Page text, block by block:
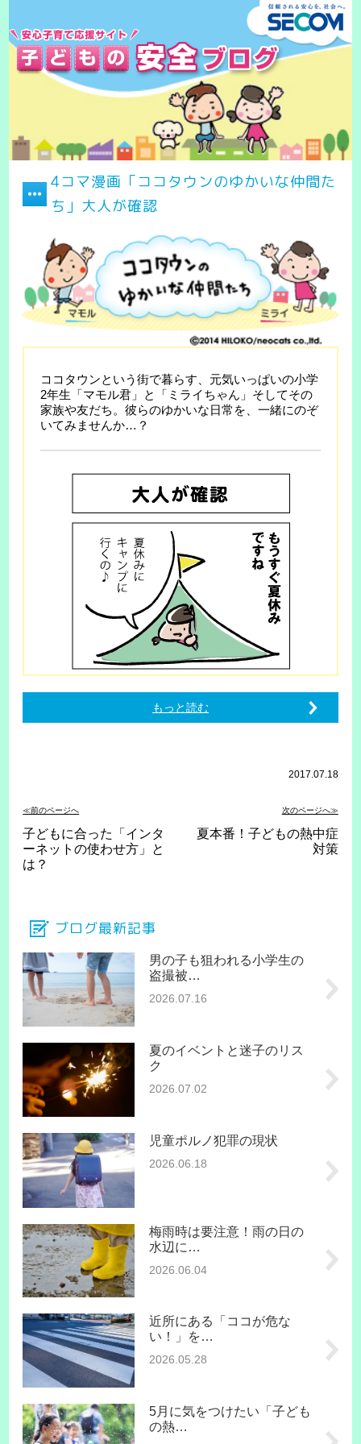
4コマ漫画「ココタウンのゆかいな仲間た
ち」大人が確認
ココタウンという街で暮らす、元気いっぱいの小学
2年生「マモル君」と「ミライちゃん」そしてその
家族や友だち。彼らのゆかいな日常を、一緒にのぞ
いてみませんか…？
もっと読む
2017.07.18
≪前のページへ 次のページへ≫
子どもに合った「インタ
ーネットの使わせ方」と
は？
夏本番！子どもの熱中症
対策
ブログ最新記事
男の子も狙われる小学生の
盗撮被…
2026.07.16
夏のイベントと迷子のリス
ク
2026.07.02
児童ポルノ犯罪の現状
2026.06.18
梅雨時は要注意！雨の日の
水辺に…
2026.06.04
近所にある「ココが危な
い！」を…
2026.05.28
5月に気をつけたい「子ども
の熱…